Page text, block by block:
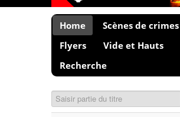
Home Scènes de crimes
Flyers
Vide et Hauts
Recherche
Saisir partie du titre